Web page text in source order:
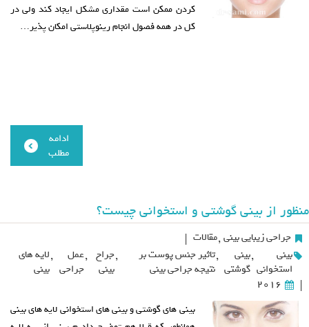
کردن ممکن است مقداری مشکل ایجاد کند ولی در
کل در همه فصول انجام رینوپلاستی امکان پذیر…
ادامه
مطلب
منظور از بینی گوشتی و استخوانی چیست؟
جراحی زیبایی بینی ,مقالات |
بینی
استخوانی
,بینی
گوشتی
,تاثیر جنس پوست بر
نتیجه جراحی بینی
,جراح
بینی
,عمل
جراحی
,لایه های
بینی
|
2016
بینی های گوشتی و بینی های استخوانی لایه های بینی